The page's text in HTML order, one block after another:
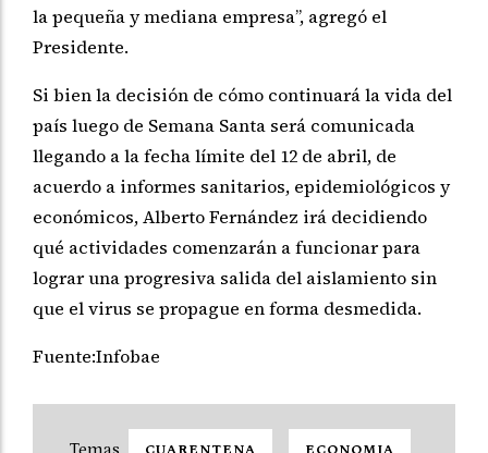
la pequeña y mediana empresa”, agregó el
Presidente.
Si bien la decisión de cómo continuará la vida del
país luego de Semana Santa será comunicada
llegando a la fecha límite del 12 de abril, de
acuerdo a informes sanitarios, epidemiológicos y
económicos, Alberto Fernández irá decidiendo
qué actividades comenzarán a funcionar para
lograr una progresiva salida del aislamiento sin
que el virus se propague en forma desmedida.
Fuente:Infobae